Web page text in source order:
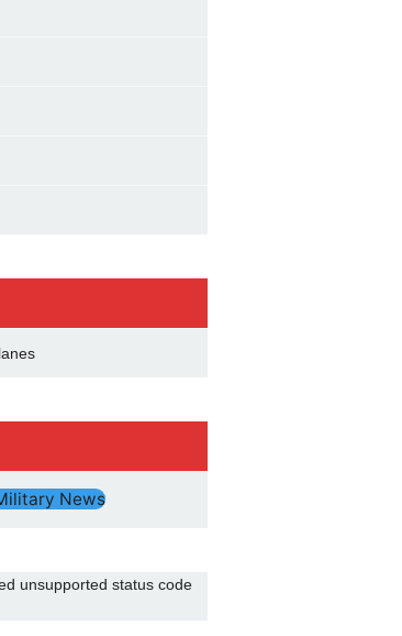
News
unsupported status code